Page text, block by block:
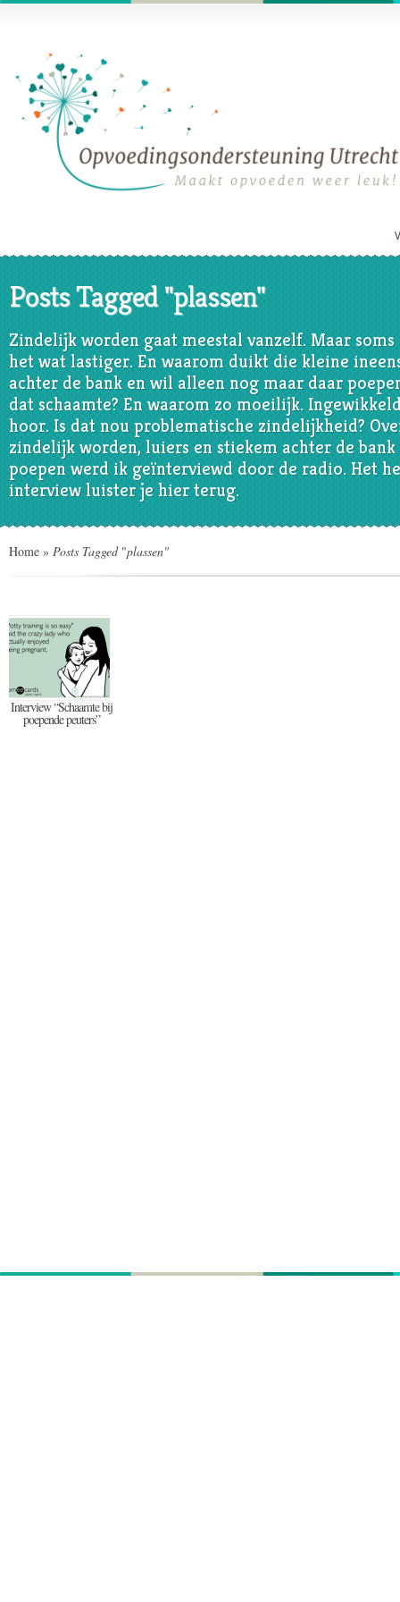
Posts Tagged "plassen"
Zindelijk worden gaat meestal vanzelf. Maar soms
het wat lastiger. En waarom duikt die kleine
achter de bank en wil alleen nog maar daar
dat schaamte? En waarom zo moeilijk.
hoor. Is dat nou problematische zindelijkheid?
zindelijk worden, luiers en stiekem achter de bank
poepen werd ik geïnterviewd door de radio. Het
interview luister je hier terug.
Home » Posts Tagged "plassen"
Interview “Schaamte bij
poepende peuters”